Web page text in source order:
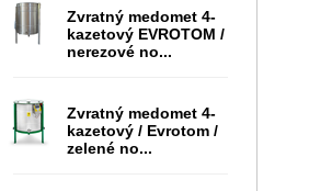
Zvratný medomet 4-
kazetový EVROTOM /
nerezové no...
Zvratný medomet 4-
kazetový / Evrotom /
zelené no...